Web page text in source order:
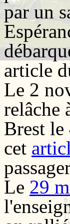
par un
article
Le 2
relâche
Brest le
cet
Le 29